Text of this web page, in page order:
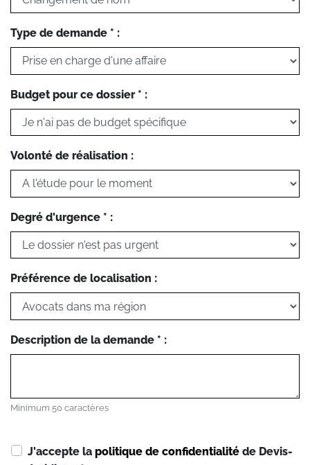
Type de demande * :
Budget pour ce dossier * :
Volonté de réalisation :
Degré d'urgence * :
Préférence de localisation :
Description de la demande * :
Minimum 50 caractères
J'accepte la politique de confidentialité de Devis-